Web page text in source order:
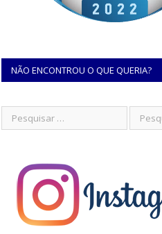
NÃO ENCONTROU O QUE QUERIA?